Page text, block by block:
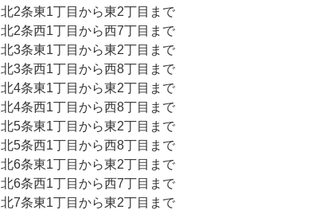
北2条東1丁目から東2丁目まで
北2条西1丁目から西7丁目まで
北3条東1丁目から東2丁目まで
北3条西1丁目から西8丁目まで
北4条東1丁目から東2丁目まで
北4条西1丁目から西8丁目まで
北5条東1丁目から東2丁目まで
北5条西1丁目から西8丁目まで
北6条東1丁目から東2丁目まで
北6条西1丁目から西7丁目まで
北7条東1丁目から東2丁目まで